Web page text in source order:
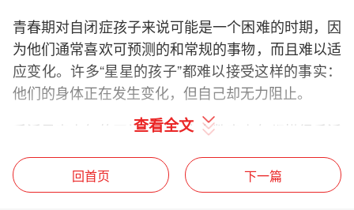
青春期对自闭症孩子来说可能是一个困难的时期，因
为他们通常喜欢可预测的和常规的事物，而且难以适
应变化。许多“星星的孩子”都难以接受这样的事实：
他们的身体正在发生变化，但自己却无力阻止。
手淫是青少年的正常活动，大多数青少年都懂得手淫
要在私下进行，但对自闭症男孩来说却不是这样。家
长需要向处在青春期的自闭症孩子说明私人与公众的
概念，告诉他们自慰是一项私人的活动，而不是公共
查看全文
回首页 下一篇